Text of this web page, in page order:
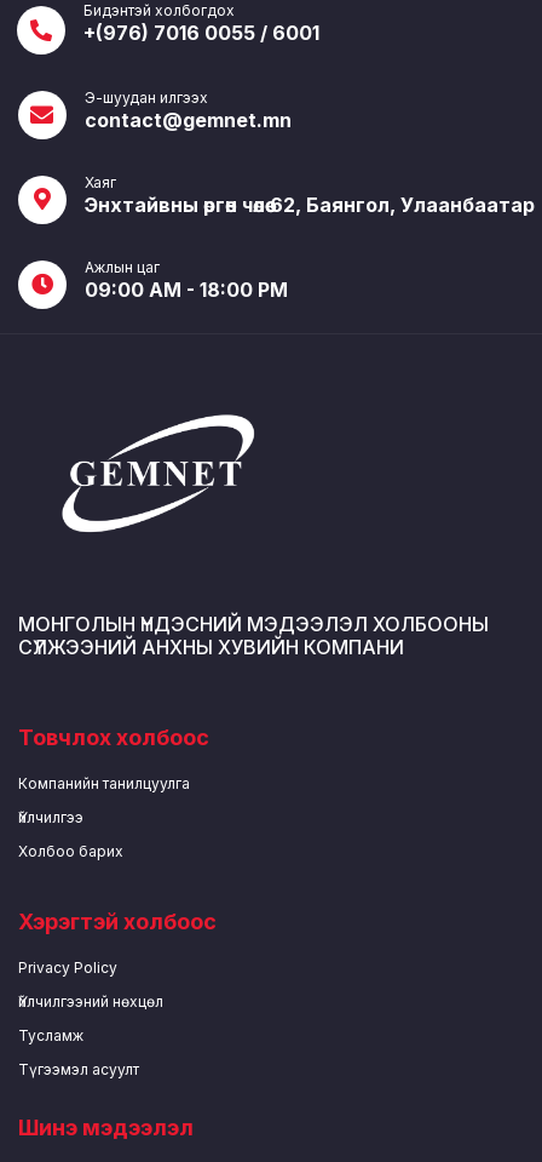
Бидэнтэй холбогдох
+(976) 7016 0055 / 6001
Э-шуудан илгээх
contact@gemnet.mn
Хаяг
Энхтайвны өргөн чөлөө 62, Баянгол, Улаанбаатар
Ажлын цаг
09:00 AM - 18:00 PM
МОНГОЛЫН ҮНДЭСНИЙ МЭДЭЭЛЭЛ ХОЛБООНЫ
СҮЛЖЭЭНИЙ АНХНЫ ХУВИЙН КОМПАНИ
Товчлох холбоос
Компанийн танилцуулга
Үйлчилгээ
Холбоо барих
Хэрэгтэй холбоос
Privacy Policy
Үйлчилгээний нөхцөл
Тусламж
Түгээмэл асуулт
Шинэ мэдээлэл